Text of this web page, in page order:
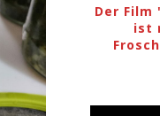
Der Film
ist